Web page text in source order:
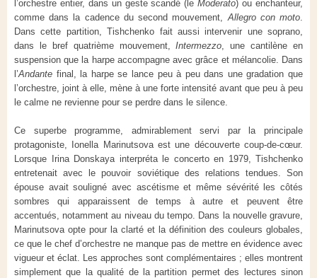
l’orchestre entier, dans un geste scandé (leModerato) ou enchanteur,
comme dans la cadence du second mouvement, Allegro con moto
Dans cette partition, Tishchenko fait aussi intervenir une soprano,
dans le bref quatrième mouvement,Intermezzo , une cantilène en
suspension que la harpe accompagne avec grâce et mélancolie. Dans
l’Andante final, la harpe se lance peu à peu dans une gradation que
l’orchestre, joint à elle, mène à une forte intensité avant que peu à peu
le calme ne revienne pour se perdre dans le silence.
Ce superbe programme, admirablement servi par la principale
protagoniste, Ionella Marinutsova est une découverte coup-de-cœur.
Lorsque Irina Donskaya interpréta le concerto en 1979, Tishchenko
entretenait avec le pouvoir soviétique des relations tendues. Son
épouse avait souligné avec ascétisme et même sévérité les côtés
sombres qui apparaissent de temps à autre et peuvent être
accentués, notamment au niveau du tempo. Dans la nouvelle gravure,
Marinutsova opte pour la clarté et la définition des couleurs globales,
ce que le chef d’orchestre ne manque pas de mettre en évidence avec
vigueur et éclat. Les approches sont complémentaires ; elles montrent
simplement que la qualité de la partition permet des lectures sinon